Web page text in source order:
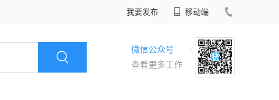
我要发布 移动端
微信公众号
查看更多工作